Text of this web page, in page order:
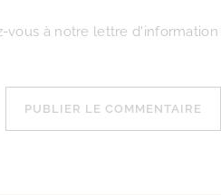
vous à notre lettre d'information